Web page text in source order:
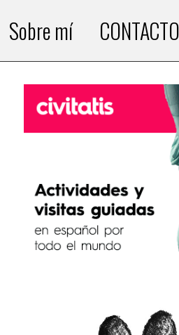
Sobre mí CONTACTO